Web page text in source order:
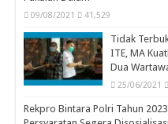
09/08/2021 41,529
Tidak
ITE, MA
Dua
25/06/2021
Rekpro Bintara Polri Tahun